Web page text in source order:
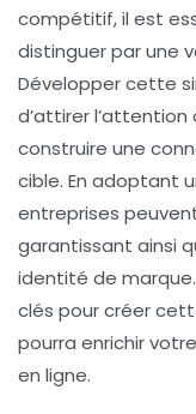
compétitif, il est
distinguer par une
Développer cette
d’attirer
construire une
cible. En adoptant
entreprises
garantissant ainsi
identité de
clés pour créer
pourra enrichir
en ligne.